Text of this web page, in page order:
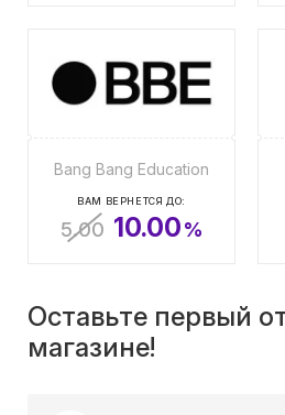
Bang Bang Education
ВАМ ВЕРНЕТСЯ ДО:
5.00 10.00%
Оставьте первый
магазине!